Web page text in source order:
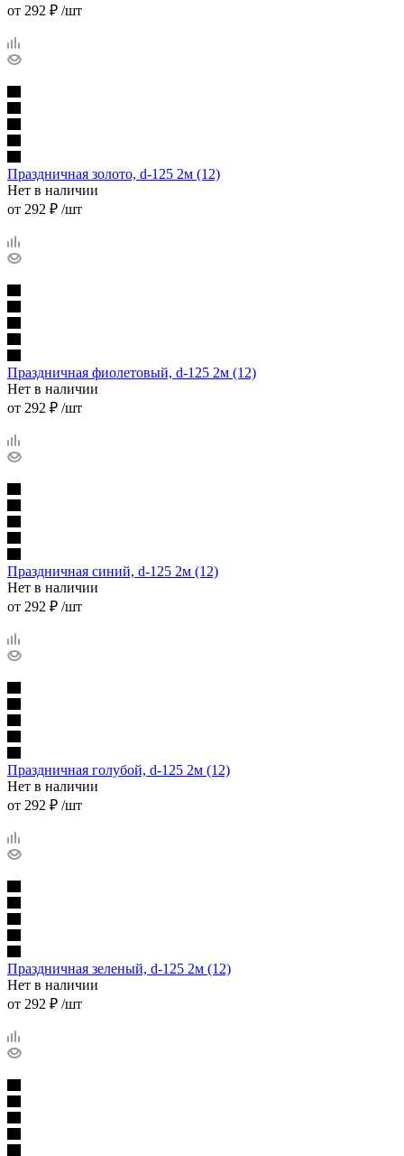
от 292 ₽ /шт
Праздничная золото, d-125 2м (12)
Нет в наличии
от 292 ₽ /шт
Праздничная фиолетовый, d-125 2м (12)
Нет в наличии
от 292 ₽ /шт
Праздничная синий, d-125 2м (12)
Нет в наличии
от 292 ₽ /шт
Праздничная голубой, d-125 2м (12)
Нет в наличии
от 292 ₽ /шт
Праздничная зеленый, d-125 2м (12)
Нет в наличии
от 292 ₽ /шт